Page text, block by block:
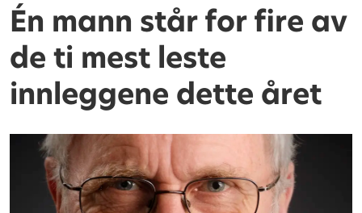
Én mann står for fire av
de ti mest leste
innleggene dette året